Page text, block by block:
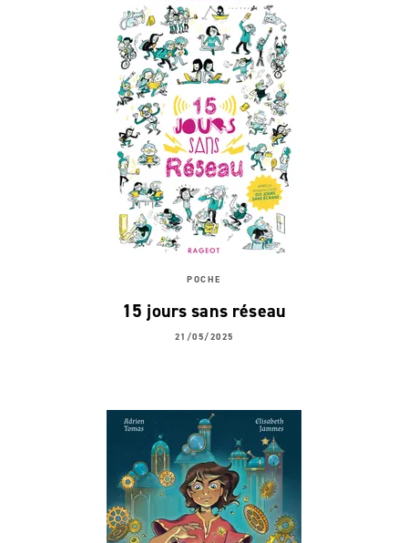
POCHE
15 jours sans réseau
21/05/2025